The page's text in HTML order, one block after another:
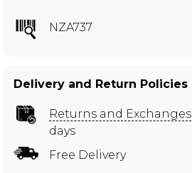
NZA737
Delivery and Return Policies
Returns and Exchanges
days
Free Delivery